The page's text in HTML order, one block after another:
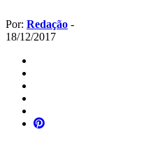
Por: Redação -
18/12/2017